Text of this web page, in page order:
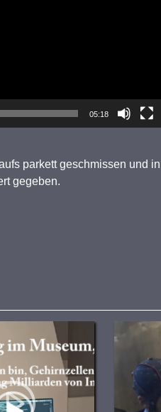
05:18
parkett geschmissen und
gegeben.